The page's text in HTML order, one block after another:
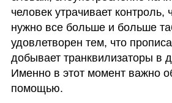
человек утрачивает контроль,
нужно все больше и больше
удовлетворен тем, что
добывает транквилизаторы в
Именно в этот момент важно
помощью.